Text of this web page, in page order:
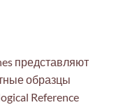
представляют
образцы
Reference